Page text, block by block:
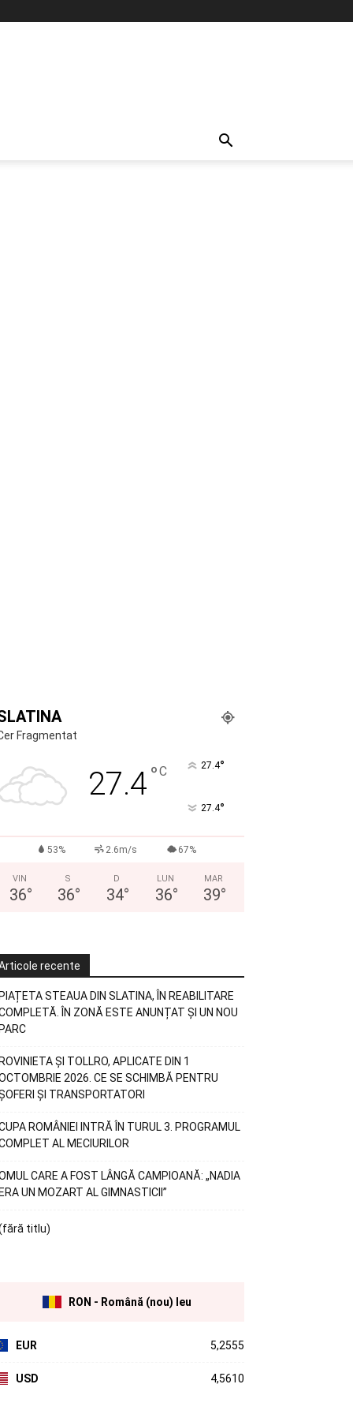
Fragmentat
27.4°C 27.4°
27.4°
53% 2.6m/s 67%
VIN
36°
S
36°
D
34°
LUN
36°
MAR
39°
recente
PIAȚETA STEAUA DIN SLATINA, ÎN REABILITARE
ÎN ZONĂ ESTE ANUNȚAT ȘI UN NOU
PARC
ROVINIETA ȘI TOLLRO, APLICATE DIN 1
2026. CE SE SCHIMBĂ PENTRU
ȘI TRANSPORTATORI
ROMÂNIEI INTRĂ ÎN TURUL 3. PROGRAMUL
AL MECIURILOR
CARE A FOST LÂNGĂ CAMPIOANĂ: „NADIA
ERA UN MOZART AL GIMNASTICII”
titlu)
RON - Română (nou) leu
EUR 5,2555
USD 4,5610